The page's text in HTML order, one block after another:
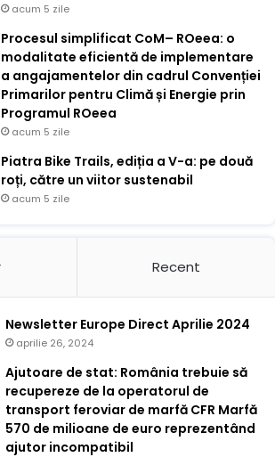
acum 5 zile
Procesul simplificat CoM– ROeea: o
modalitate eficientă de implementare
a angajamentelor din cadrul Convenției
Primarilor pentru Climă și Energie prin
Programul ROeea
acum 5 zile
Piatra Bike Trails, ediția a V-a: pe două
roți, către un viitor sustenabil
acum 5 zile
Recent
Newsletter Europe Direct Aprilie 2024
aprilie 26, 2024
Ajutoare de stat: România trebuie să
recupereze de la operatorul de
transport feroviar de marfă CFR Marfă
570 de milioane de euro reprezentând
ajutor incompatibil